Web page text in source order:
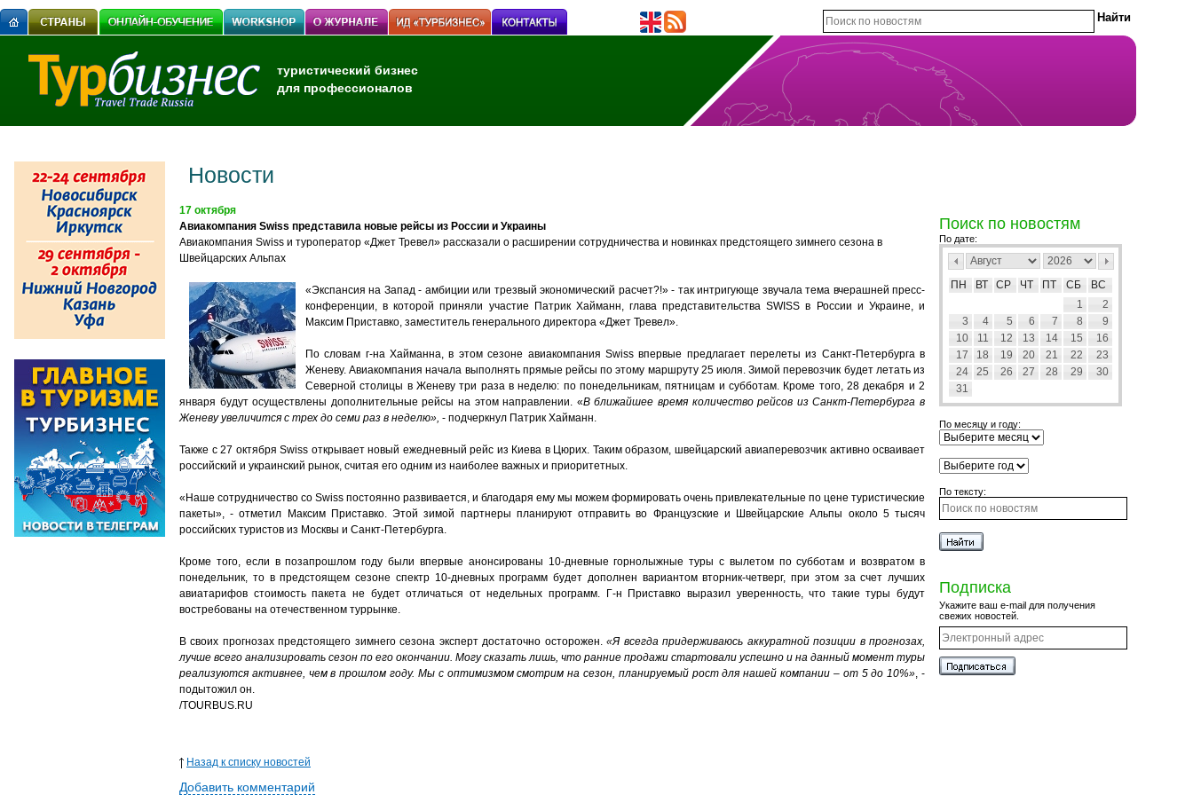
туристический бизнес
для профессионалов
Новости
17 октября
Авиакомпания Swiss представила новые рейсы из России и Украины
Авиакомпания Swiss и туроператор «Джет Тревел» рассказали о расширении сотрудничества и новинках предстоящего зимнего сезона в
Швейцарских Альпах
«Экспансия на Запад - амбиции или трезвый экономический расчет?!» - так интригующе звучала тема вчерашней пресс-
конференции, в которой приняли участие Патрик Хайманн, глава представительства SWISS в России и Украине, и
Максим Приставко, заместитель генерального директора «Джет Тревел».
По словам г-на Хайманна, в этом сезоне авиакомпания Swiss впервые предлагает перелеты из Санкт-Петербурга в
Женеву. Авиакомпания начала выполнять прямые рейсы по этому маршруту 25 июля. Зимой перевозчик будет летать из
Северной столицы в Женеву три раза в неделю: по понедельникам, пятницам и субботам. Кроме того, 28 декабря и 2
января будут осуществлены дополнительные рейсы на этом направлении. «В ближайшее время количество рейсов из Санкт-Петербурга в
Женеву увеличится с трех до семи раз в неделю», - подчеркнул Патрик Хайманн.
Также с 27 октября Swiss открывает новый ежедневный рейс из Киева в Цюрих. Таким образом, швейцарский авиаперевозчик активно осваивает
российский и украинский рынок, считая его одним из наиболее важных и приоритетных.
«Наше сотрудничество со Swiss постоянно развивается, и благодаря ему мы можем формировать очень привлекательные по цене туристические
пакеты», - отметил Максим Приставко. Этой зимой партнеры планируют отправить во Французские и Швейцарские Альпы около 5 тысяч
российских туристов из Москвы и Санкт-Петербурга.
Кроме того, если в позапрошлом году были впервые анонсированы 10-дневные горнолыжные туры с вылетом по субботам и возвратом в
понедельник, то в предстоящем сезоне спектр 10-дневных программ будет дополнен вариантом вторник-четверг, при этом за счет лучших
авиатарифов стоимость пакета не будет отличаться от недельных программ. Г-н Приставко выразил уверенность, что такие туры будут
востребованы на отечественном туррынке.
В своих прогнозах предстоящего зимнего сезона эксперт достаточно осторожен.«Я всегда придерживаюсь аккуратной позиции в прогнозах,
лучше всего анализировать сезон по его окончании. Могу сказать лишь, что ранние продажи стартовали успешно и на данный момент туры
реализуются активнее, чем в прошлом году. Мы с оптимизмом смотрим на сезон, планируемый рост для нашей компании – от 5 до 10%», -
подытожил он.
/TOURBUS.RU
Назад к списку новостей
Добавить комментарий
Поиск по новостям
По дате:
ПН ВТ СР ЧТ ПТ СБ
ВС
1
2
3
4 5 6 7 8
9
10
11 12 13 14 15
16
17
18 19 20 21 22
23
24
25 26 27 28 29
30
31
По месяцу и году:
По тексту:
Подписка
Укажите ваш e-mail для получения
свежих новостей.